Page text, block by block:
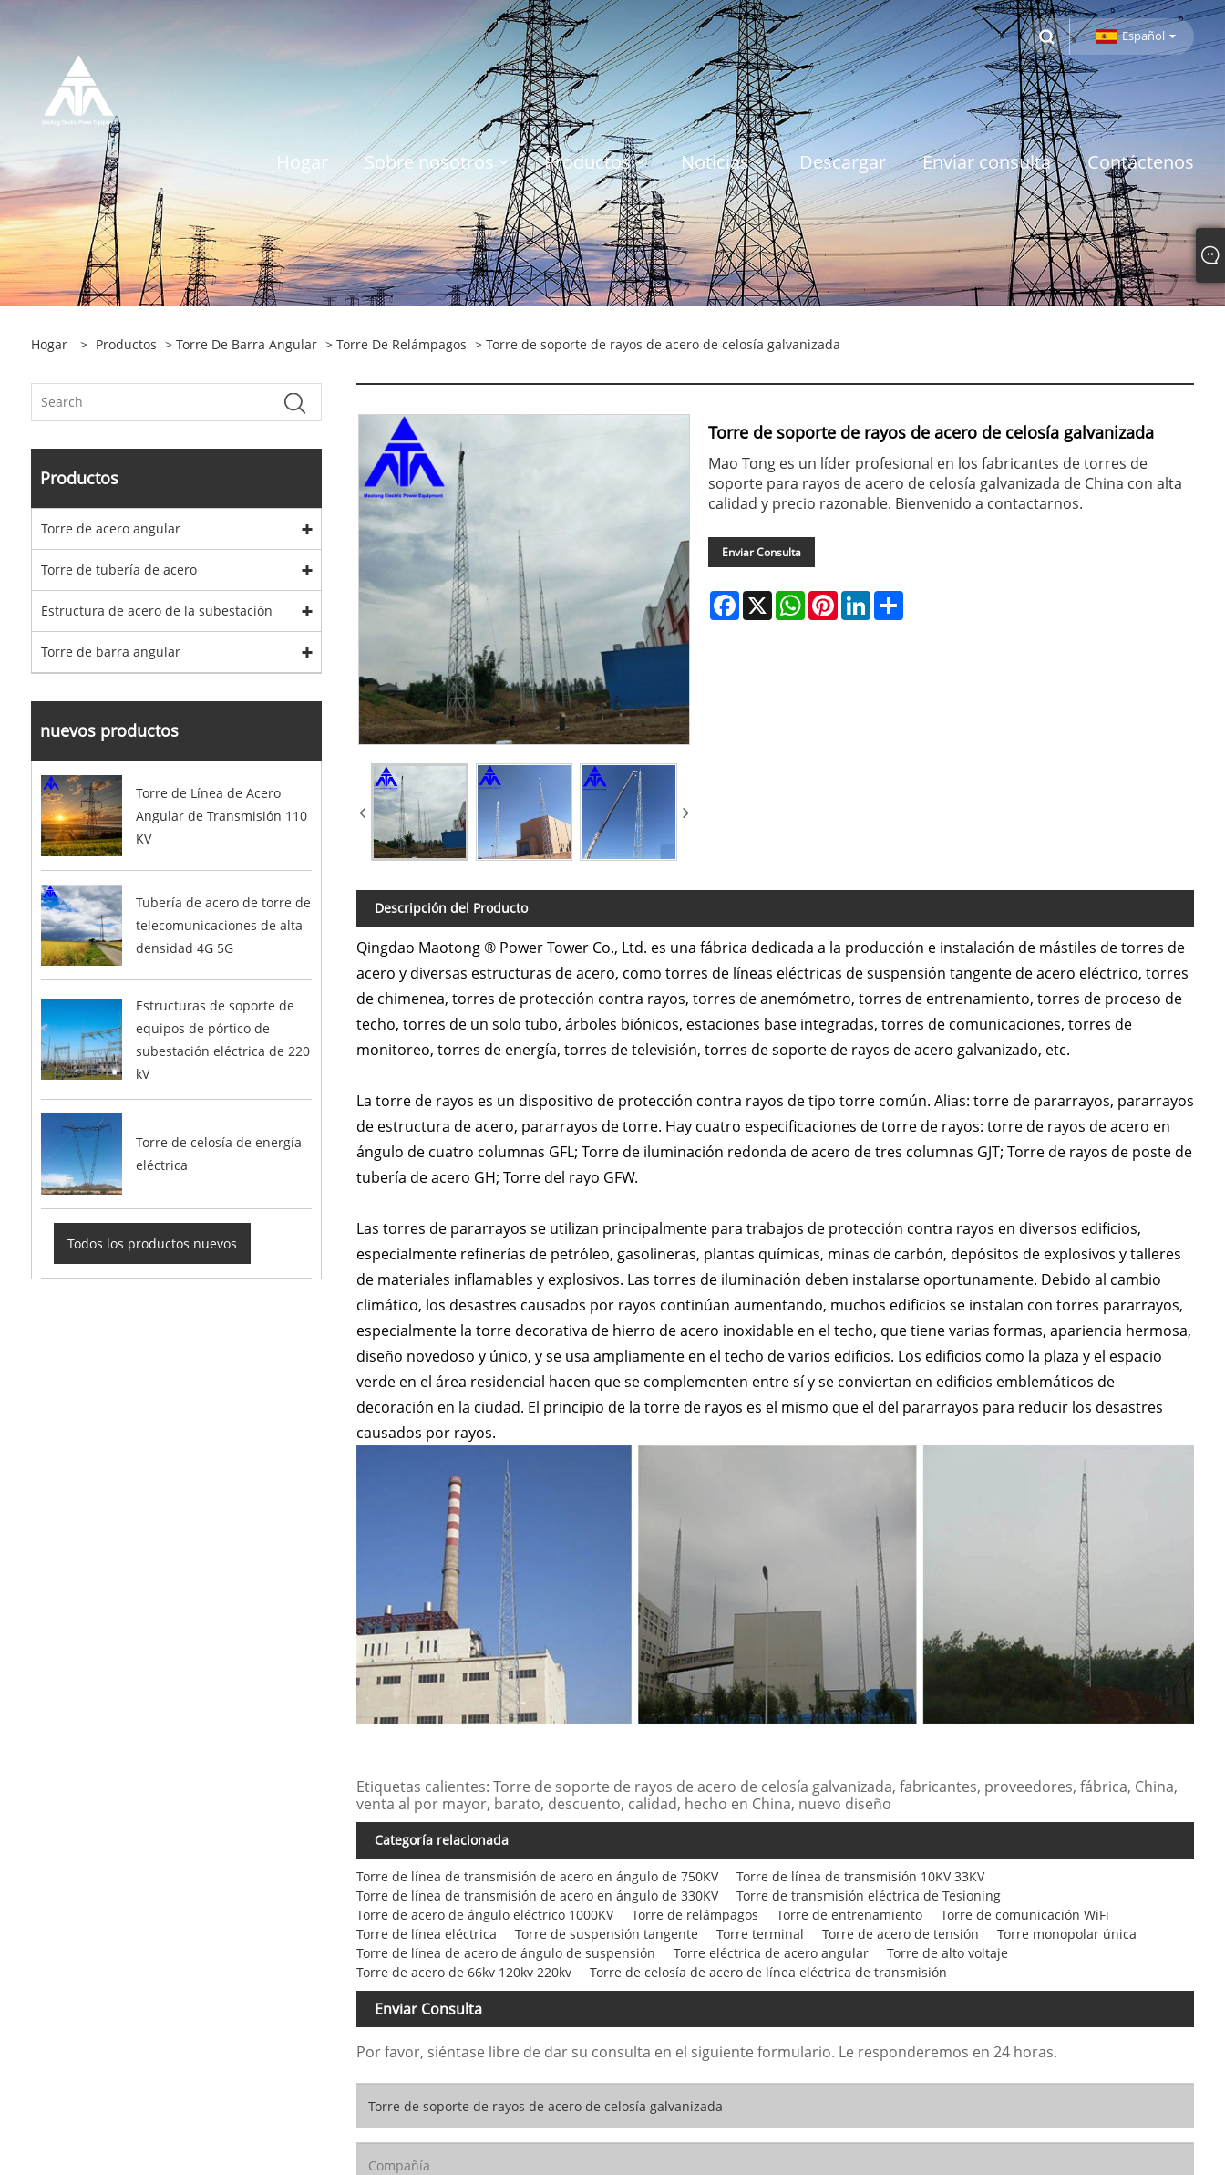
Español
Hogar Sobre nosotros Productos Noticias Descargar Enviar consulta Contáctenos
Hogar > Productos > Torre De Barra Angular > Torre De Relámpagos > Torre de soporte de rayos de acero de celosía galvanizada
Productos
Torre de acero angular
Torre de tubería de acero
Estructura de acero de la subestación
Torre de barra angular
nuevos productos
Torre de Línea de Acero
Angular de Transmisión 110
KV
Tubería de acero de torre de
telecomunicaciones de alta
densidad 4G 5G
Estructuras de soporte de
equipos de pórtico de
subestación eléctrica de 220
kV
Torre de celosía de energía
eléctrica
Todos los productos nuevos
Torre de soporte de rayos de acero de celosía galvanizada
Mao Tong es un líder profesional en los fabricantes de torres de
soporte para rayos de acero de celosía galvanizada de China con alta
calidad y precio razonable. Bienvenido a contactarnos.
Enviar Consulta
Facebook
X WhatsApp
PinterestLinkedIn
Descripción del Producto
Qingdao Maotong ® Power Tower Co., Ltd. es una fábrica dedicada a la producción e instalación de mástiles de torres de
acero y diversas estructuras de acero, como torres de líneas eléctricas de suspensión tangente de acero eléctrico, torres
de chimenea, torres de protección contra rayos, torres de anemómetro, torres de entrenamiento, torres de proceso de
techo, torres de un solo tubo, árboles biónicos, estaciones base integradas, torres de comunicaciones, torres de
monitoreo, torres de energía, torres de televisión, torres de soporte de rayos de acero galvanizado, etc.
La torre de rayos es un dispositivo de protección contra rayos de tipo torre común. Alias: torre de pararrayos, pararrayos
de estructura de acero, pararrayos de torre. Hay cuatro especificaciones de torre de rayos: torre de rayos de acero en
ángulo de cuatro columnas GFL; Torre de iluminación redonda de acero de tres columnas GJT; Torre de rayos de poste de
tubería de acero GH; Torre del rayo GFW.
Las torres de pararrayos se utilizan principalmente para trabajos de protección contra rayos en diversos edificios,
especialmente refinerías de petróleo, gasolineras, plantas químicas, minas de carbón, depósitos de explosivos y talleres
de materiales inflamables y explosivos. Las torres de iluminación deben instalarse oportunamente. Debido al cambio
climático, los desastres causados ​​por rayos continúan aumentando, muchos edificios se instalan con torres pararrayos,
especialmente la torre decorativa de hierro de acero inoxidable en el techo, que tiene varias formas, apariencia hermosa,
diseño novedoso y único, y se usa ampliamente en el techo de varios edificios. Los edificios como la plaza y el espacio
verde en el área residencial hacen que se complementen entre sí y se conviertan en edificios emblemáticos de
decoración en la ciudad. El principio de la torre de rayos es el mismo que el del pararrayos para reducir los desastres
causados ​​por rayos.
Etiquetas calientes: Torre de soporte de rayos de acero de celosía galvanizada, fabricantes, proveedores, fábrica, China,
venta al por mayor, barato, descuento, calidad, hecho en China, nuevo diseño
Categoría relacionada
Torre de línea de transmisión de acero en ángulo de 750KV
Torre de línea de transmisión 10KV 33KV
Torre de línea de transmisión de acero en ángulo de 330KV
Torre de transmisión eléctrica de Tesioning
Torre de acero de ángulo eléctrico 1000KV
Torre de relámpagos Torre de entrenamiento
Torre de comunicación WiFi
Torre de línea eléctrica
Torre de suspensión tangente Torre terminal Torre de acero de tensión
Torre monopolar única
Torre de línea de acero de ángulo de suspensión
Torre eléctrica de acero angular
Torre de alto voltaje
Torre de acero de 66kv 120kv 220kv
Torre de celosía de acero de línea eléctrica de transmisión
Enviar Consulta
Por favor, siéntase libre de dar su consulta en el siguiente formulario. Le responderemos en 24 horas.